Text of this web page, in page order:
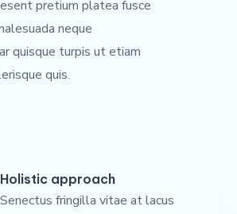
pretium platea fusce
neque
quisque turpis ut etiam
quis.
Holistic approach
Senectus fringilla vitae at lacus